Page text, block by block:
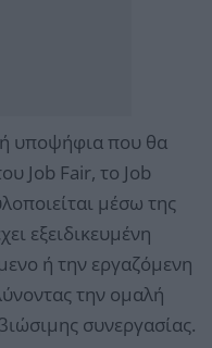
υποψήφια που θα
Job Fair, το Job
μέσω της
εξειδικευμένη
ή την εργαζόμενη
την ομαλή
συνεργασίας.